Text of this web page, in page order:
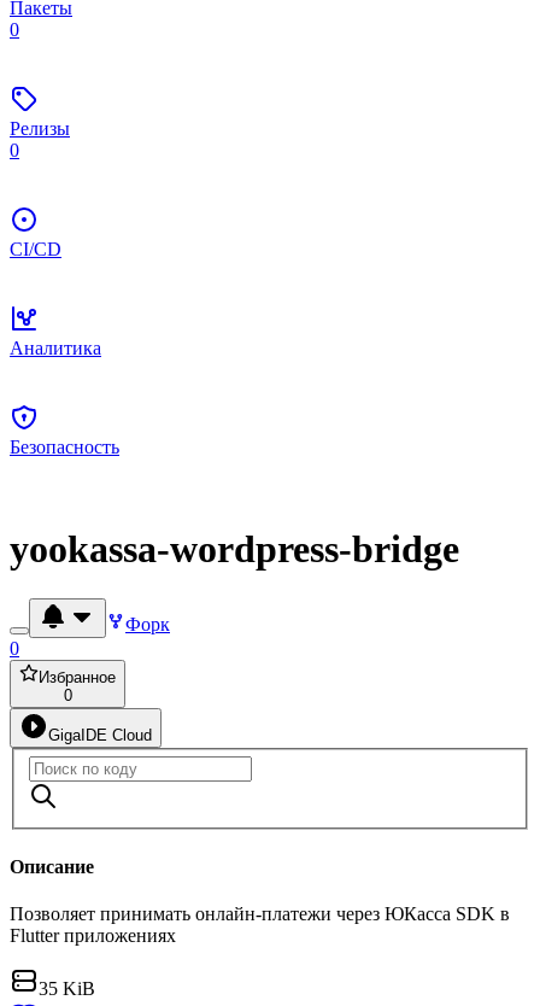
Пакеты
0
Релизы
0
CI/CD
Аналитика
Безопасность
yookassa-wordpress-bridge
Форк
0
Избранное
0
GigaIDE Cloud
Описание
Позволяет принимать онлайн-платежи через ЮКасса SDK в
Flutter приложениях
35 KiB